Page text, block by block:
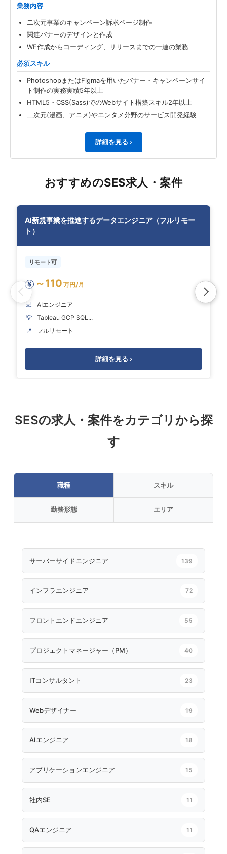
業務内容
二次元事業のキャンペーン訴求ページ制作
関連バナーのデザインと作成
WF作成からコーディング、リリースまでの一連の業務
必須スキル
PhotoshopまたはFigmaを用いたバナー・キャンペーンサイ
ト制作の実務実績5年以上
HTML5・CSS(Sass)でのWebサイト構築スキル2年以上
二次元(漫画、アニメ)やエンタメ分野のサービス開発経験
詳細を見る ›
おすすめのSES求人・案件
AI新規事業を推進するデータエンジニア（フルリモー
ト）
リモート可
¥ ～110 万円/月
💻
AIエンジニア
💡
Tableau GCP SQL...
📍
フルリモート
詳細を見る ›
SESの求人・案件をカテゴリから探
す
職種 スキル
勤務形態 エリア
サーバーサイドエンジニア 139
インフラエンジニア 72
フロントエンドエンジニア 55
プロジェクトマネージャー（PM） 40
ITコンサルタント 23
Webデザイナー 19
AIエンジニア 18
アプリケーションエンジニア 15
社内SE 11
QAエンジニア 11